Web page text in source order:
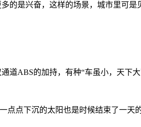
是兴奋，这样的场景，城市里可是
ABS的加持，有种“车虽小，天下大
点下沉的太阳也是时候结束了一天